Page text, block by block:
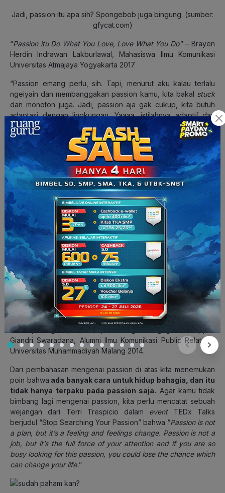
Jadi, passion itu apa sih? Spongebob juga bingung. (sumber:
gfycat.com)
“Passion itu Do What You Love, Love What You Do.” – Brayen
Herdin Indrawan Lakburlawal, Mahasiswa Ilmu Komunikasi
Universitas Atmajaya Yogyakarta 2017
“Passion emang perlu, sih. Tapi, menurut aku kalau terlalu
ngeiyain dan membanggakan passion kamu, kita bakal stuck
dan monoton juga. Jadi, passion aja gak cukup, kita butuh
adaptasi dengan lingkungan. Yaaaa, istilahnya adaptif dan
growth mindset.” – Nur Tri Utami, Mahasiswa Politeknik Negeri
Semarang Administrasi Bisnis Terapan 2017.
“Passion tuh beda ya sama hobi. Hm, hidup di masa
mendatang misal cari kerja gak cukup sih dengan passion aja.
Di zaman sekarang kita butuh modal dan relasi. Faktanya
emang biar punya skill bagus atau passion yang kuat, tapi
kalau tidak punya relasi perusahaan mungkin bakal sulit
banget.” – Dinda Puspaseroja, Mahasiswa Ilmu Komunikasi
Universitas Muhammadiyah Malang 2017.
“Mengandalkan passion adalah hal yang penting. Tapi,
mencoba hal baru di luar passion itu hal yang luar biasa
penting dan perlu banget sih,” – Alifia Dian Khoiriani,
Mahasiswa Teknik Sipil Universitas Muhammadiyah Malang
2017.
“Passion itu ga menjadi ukuran seseorang bisa happy
sih.
Kayak aku, sampai sekarang belum nemuin passion dan
belum ngerti juga, tapihappyaja menjalani hidup. Ya itu
berarti, dengan passion aja kadang emang gak cukup,” –
Giandri Swaradana, Alumni Ilmu Komunikasi Public Relations
Universitas Muhammadiyah Malang 2014.
Dari pembahasan mengenai passion di atas kita menemukan
poin bahwa ada banyak cara untuk hidup bahagia, dan itu
tidak hanya terpaku pada passion saja. Agar kamu tidak
bimbang lagi mengenai passion, kita perlu mencatat sebuah
wejangan dari Terri Trespicio dalam eventTEDx Talks
berjudul “Stop Searching Your Passion” bahwa “Passion is not
a plan, but it’s a feeling and feelings change. Passion is not a
job, but it’s the full force of your attention and if you are so
busy looking for this passion, you could lose the chance which
can change your life.”